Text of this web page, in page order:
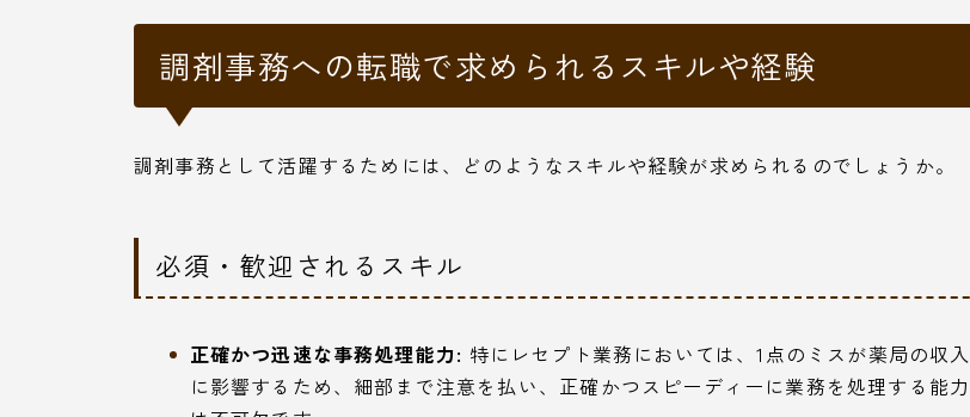
調剤事務への転職で求められるスキルや経験
調剤事務として活躍するためには、どのようなスキルや経験が求められるのでしょうか。
必須・歓迎されるスキル
正確かつ迅速な事務処理能力: 特にレセプト業務においては、1点のミスが薬局の収入
に影響するため、細部まで注意を払い、正確かつスピーディーに業務を処理する能力